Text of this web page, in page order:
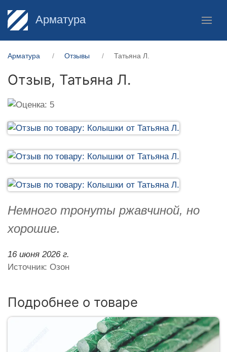
Арматура
Арматура Отзывы Татьяна Л.
Отзыв, Татьяна Л.
Немного тронуты ржавчиной, но
хорошие.
16 июня 2026 г.
Источник: Озон
Подробнее о товаре